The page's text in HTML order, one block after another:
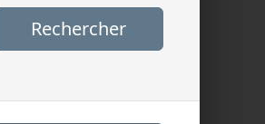
Rechercher